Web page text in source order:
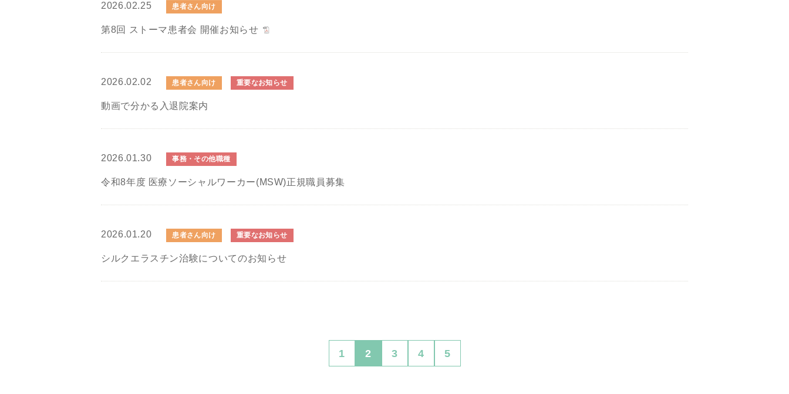
2026.02.25 患者さん向け
第8回 ストーマ患者会 開催お知らせ
2026.02.02 患者さん向け 重要なお知らせ
動画で分かる入退院案内
2026.01.30 事務・その他職種
令和8年度 医療ソーシャルワーカー(MSW)正規職員募集
2026.01.20 患者さん向け 重要なお知らせ
シルクエラスチン治験についてのお知らせ
1 2 3 4 5